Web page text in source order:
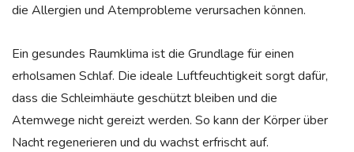
die Allergien und Atemprobleme verursachen können.
Ein gesundes Raumklima ist die Grundlage für einen
erholsamen Schlaf. Die ideale Luftfeuchtigkeit sorgt dafür,
dass die Schleimhäute geschützt bleiben und die
Atemwege nicht gereizt werden. So kann der Körper über
Nacht regenerieren und du wachst erfrischt auf.